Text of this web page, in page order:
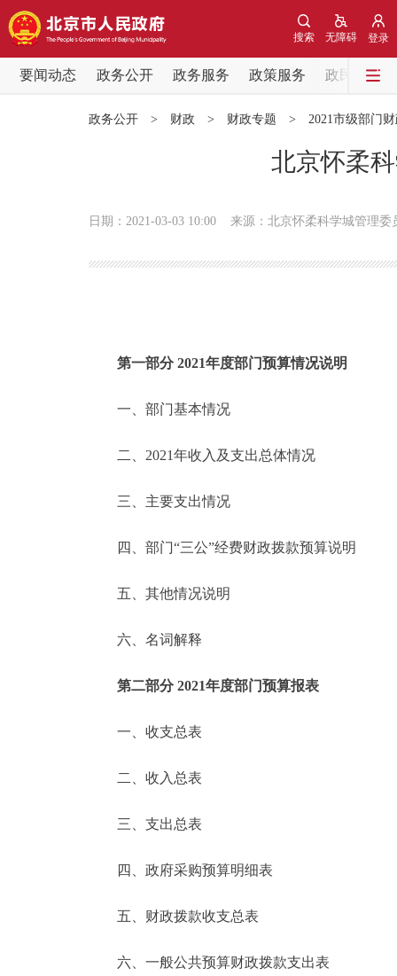
登录
无障碍
搜索
要闻动态 政务公开 政务服务 政策服务
政民互动
便民服务
中介服务
政民互动
12345网上接诉即办
参与调查
走进北京
北京概况
绿色北京
政务公开 > 财政 > 财政专题 > 2021市级部门
北京怀柔
日期：2021-03-03 10:00 来源：北京怀柔科学城管理委
第一部分 2021年度部门预算情况说明
一、部门基本情况
二、2021年收入及支出总体情况
三、主要支出情况
四、部门“三公”经费财政拨款预算说明
五、其他情况说明
六、名词解释
第二部分 2021年度部门预算报表
一、收支总表
二、收入总表
三、支出总表
四、政府采购预算明细表
五、财政拨款收支总表
六、一般公共预算财政拨款支出表